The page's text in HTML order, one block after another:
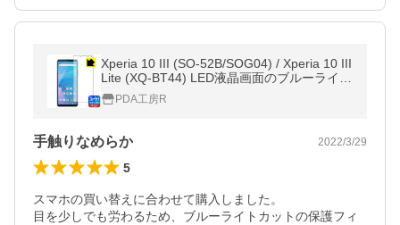
Xperia 10 III (SO-52B/SOG04) / Xperia 10 III
Lite (XQ-BT44) LED液晶画面のブルーライト
を34%カット！保護フィルム ブルーライト
カット【反射低減】
PDA工房R
手触りなめらか 2022/3/29
5
スマホの買い替えに合わせて購入しました。
目を少しでも労わるため、ブルーライトカットの保護フィ